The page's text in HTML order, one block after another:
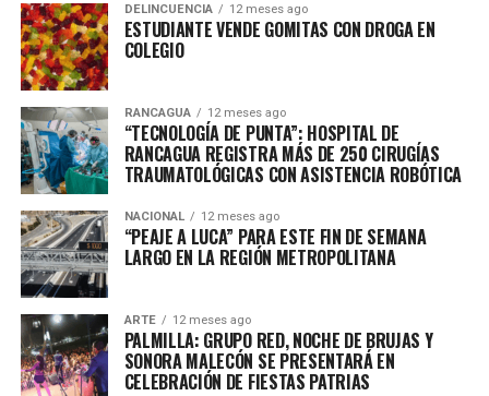
DELINCUENCIA 12 meses ago
ESTUDIANTE VENDE GOMITAS CON DROGA EN
COLEGIO
RANCAGUA 12 meses ago
“TECNOLOGÍA DE PUNTA”: HOSPITAL DE
RANCAGUA REGISTRA MÁS DE 250 CIRUGÍAS
TRAUMATOLÓGICAS CON ASISTENCIA ROBÓTICA
NACIONAL 12 meses ago
“PEAJE A LUCA” PARA ESTE FIN DE SEMANA
LARGO EN LA REGIÓN METROPOLITANA
ARTE 12 meses ago
PALMILLA: GRUPO RED, NOCHE DE BRUJAS Y
SONORA MALECÓN SE PRESENTARÁ EN
CELEBRACIÓN DE FIESTAS PATRIAS